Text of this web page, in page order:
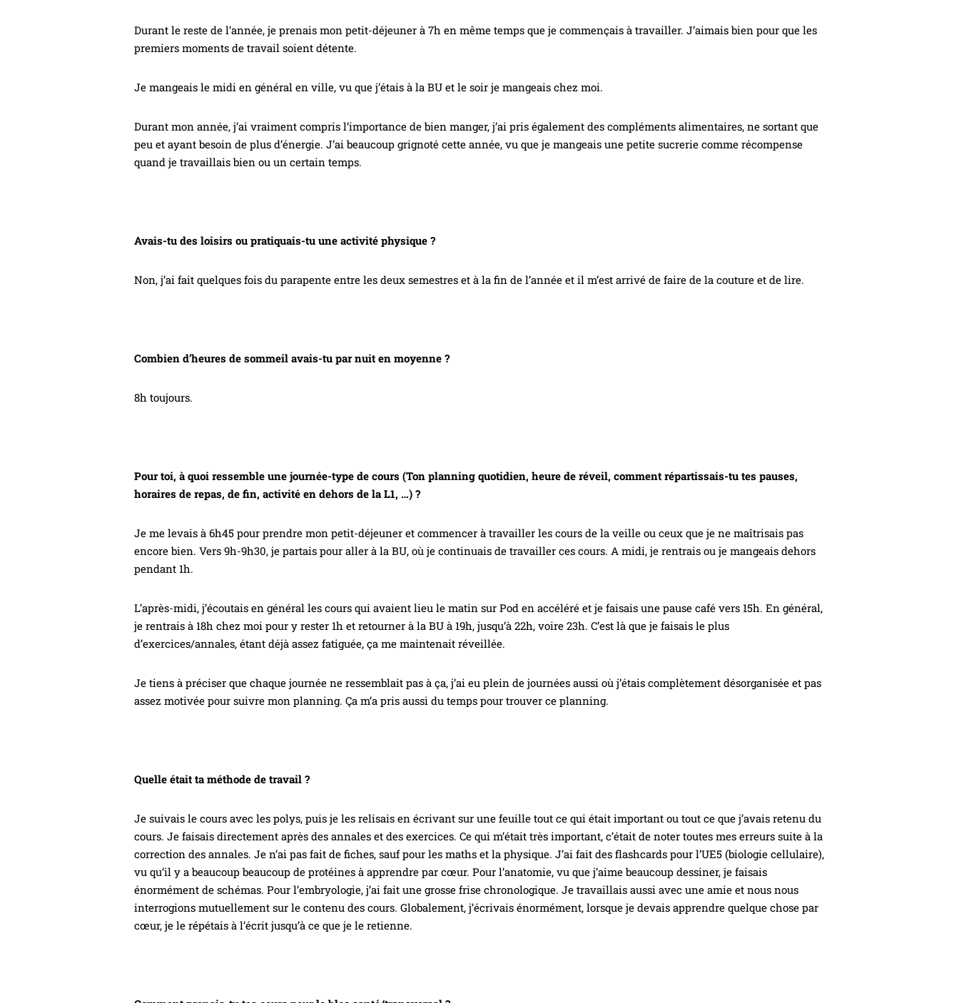
Durant le reste de l’année, je prenais mon petit-déjeuner à 7h en même temps que je commençais à travailler. J’aimais bien pour que les
premiers moments de travail soient détente.
Je mangeais le midi en général en ville, vu que j’étais à la BU et le soir je mangeais chez moi.
Durant mon année, j’ai vraiment compris l’importance de bien manger, j’ai pris également des compléments alimentaires, ne sortant que
peu et ayant besoin de plus d’énergie. J’ai beaucoup grignoté cette année, vu que je mangeais une petite sucrerie comme récompense
quand je travaillais bien ou un certain temps.
Avais-tu des loisirs ou pratiquais-tu une activité physique ?
Non, j’ai fait quelques fois du parapente entre les deux semestres et à la fin de l’année et il m’est arrivé de faire de la couture et de lire.
Combien d’heures de sommeil avais-tu par nuit en moyenne ?
8h toujours.
Pour toi, à quoi ressemble une journée-type de cours (Ton planning quotidien, heure de réveil, comment répartissais-tu tes pauses,
horaires de repas, de fin, activité en dehors de la L1, …) ?
Je me levais à 6h45 pour prendre mon petit-déjeuner et commencer à travailler les cours de la veille ou ceux que je ne maîtrisais pas
encore bien. Vers 9h-9h30, je partais pour aller à la BU, où je continuais de travailler ces cours. A midi, je rentrais ou je mangeais dehors
pendant 1h.
L’après-midi, j’écoutais en général les cours qui avaient lieu le matin sur Pod en accéléré et je faisais une pause café vers 15h. En général,
je rentrais à 18h chez moi pour y rester 1h et retourner à la BU à 19h, jusqu’à 22h, voire 23h. C’est là que je faisais le plus
d’exercices/annales, étant déjà assez fatiguée, ça me maintenait réveillée.
Je tiens à préciser que chaque journée ne ressemblait pas à ça, j’ai eu plein de journées aussi où j’étais complètement désorganisée et pas
assez motivée pour suivre mon planning. Ça m’a pris aussi du temps pour trouver ce planning.
Quelle était ta méthode de travail ?
Je suivais le cours avec les polys, puis je les relisais en écrivant sur une feuille tout ce qui était important ou tout ce que j’avais retenu du
cours. Je faisais directement après des annales et des exercices. Ce qui m’était très important, c’était de noter toutes mes erreurs suite à la
correction des annales. Je n’ai pas fait de fiches, sauf pour les maths et la physique. J’ai fait des flashcards pour l’UE5 (biologie cellulaire),
vu qu’il y a beaucoup beaucoup de protéines à apprendre par cœur. Pour l’anatomie, vu que j’aime beaucoup dessiner, je faisais
énormément de schémas. Pour l’embryologie, j’ai fait une grosse frise chronologique. Je travaillais aussi avec une amie et nous nous
interrogions mutuellement sur le contenu des cours. Globalement, j’écrivais énormément, lorsque je devais apprendre quelque chose par
cœur, je le répétais à l’écrit jusqu’à ce que je le retienne.